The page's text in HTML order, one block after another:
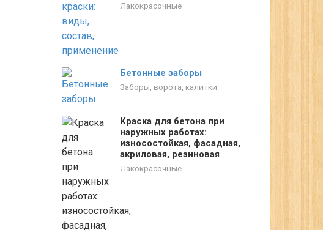
Лакокрасочные
Бетонные заборы
Заборы, ворота, калитки
Краска для бетона при
наружных работах:
износостойкая, фасадная,
акриловая, резиновая
Лакокрасочные